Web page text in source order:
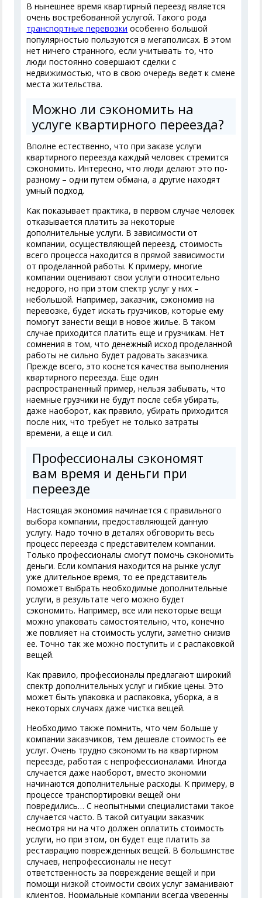
В нынешнее время квартирный переезд является
очень востребованной услугой. Такого рода
транспортные перевозки особенно большой
популярностью пользуются в мегаполисах. В этом
нет ничего странного, если учитывать то, что
люди постоянно совершают сделки с
недвижимостью, что в свою очередь ведет к смене
места жительства.
Можно ли сэкономить на
услуге квартирного переезда?
Вполне естественно, что при заказе услуги
квартирного переезда каждый человек стремится
сэкономить. Интересно, что люди делают это по-
разному – одни путем обмана, а другие находят
умный подход.
Как показывает практика, в первом случае человек
отказывается платить за некоторые
дополнительные услуги. В зависимости от
компании, осуществляющей переезд, стоимость
всего процесса находится в прямой зависимости
от проделанной работы. К примеру, многие
компании оценивают свои услуги относительно
недорого, но при этом спектр услуг у них –
небольшой. Например, заказчик, сэкономив на
перевозке, будет искать грузчиков, которые ему
помогут занести вещи в новое жилье. В таком
случае приходится платить еще и грузчикам. Нет
сомнения в том, что денежный исход проделанной
работы не сильно будет радовать заказчика.
Прежде всего, это коснется качества выполнения
квартирного переезда. Еще один
распространенный пример, нельзя забывать, что
наемные грузчики не будут после себя убирать,
даже наоборот, как правило, убирать приходится
после них, что требует не только затраты
времени, а еще и сил.
Профессионалы сэкономят
вам время и деньги при
переезде
Настоящая экономия начинается с правильного
выбора компании, предоставляющей данную
услугу. Надо точно в деталях обговорить весь
процесс переезда с представителем компании.
Только профессионалы смогут помочь сэкономить
деньги. Если компания находится на рынке услуг
уже длительное время, то ее представитель
поможет выбрать необходимые дополнительные
услуги, в результате чего можно будет
сэкономить. Например, все или некоторые вещи
можно упаковать самостоятельно, что, конечно
же повлияет на стоимость услуги, заметно снизив
ее. Точно так же можно поступить и с распаковкой
вещей.
Как правило, профессионалы предлагают широкий
спектр дополнительных услуг и гибкие цены. Это
может быть упаковка и распаковка, уборка, а в
некоторых случаях даже чистка вещей.
Необходимо также помнить, что чем больше у
компании заказчиков, тем дешевле стоимость ее
услуг. Очень трудно сэкономить на квартирном
переезде, работая с непрофессионалами. Иногда
случается даже наоборот, вместо экономии
начинаются дополнительные расходы. К примеру, в
процессе транспортировки вещей они
повредились… С неопытными специалистами такое
случается часто. В такой ситуации заказчик
несмотря ни на что должен оплатить стоимость
услуги, но при этом, он будет еще платить за
реставрацию поврежденных вещей. В большинстве
случаев, непрофессионалы не несут
ответственность за повреждение вещей и при
помощи низкой стоимости своих услуг заманивают
клиентов. Нормальные компании всегда уверенны